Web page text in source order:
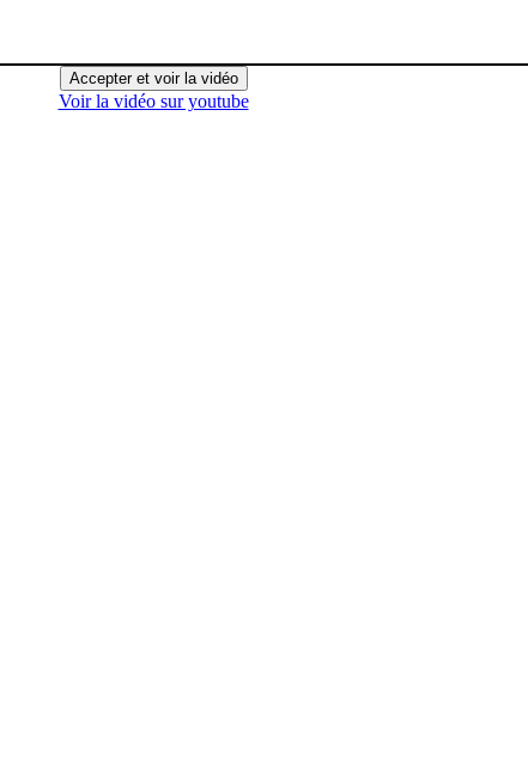
Accepter et voir la vidéo
Voir la vidéo sur youtube